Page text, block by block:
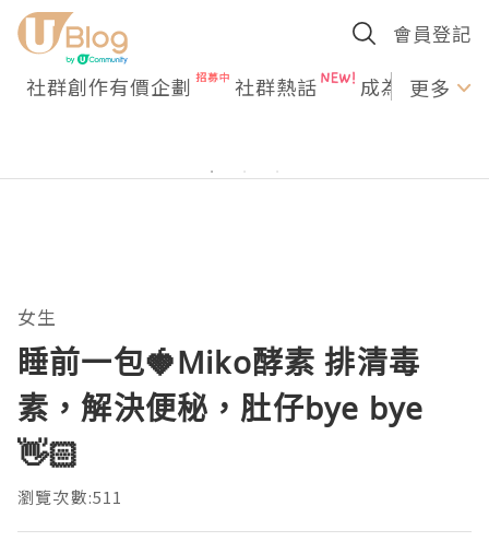
會員登記
社群創作有價企劃 社群熱話 成為U更多
女生
睡前一包🍓Miko酵素 排清毒
素，解決便秘，肚仔bye bye
👋🏻
瀏覽次數:511